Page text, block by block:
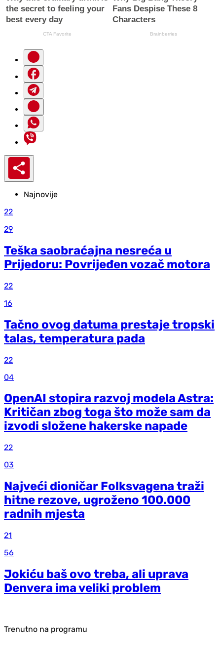
Najnovije
22
29
Teška saobraćajna nesreća u
Prijedoru: Povrijeđen vozač motora
22
16
Tačno ovog datuma prestaje tropski
talas, temperatura pada
22
04
OpenAI stopira razvoj modela Astra:
Kritičan zbog toga što može sam da
izvodi složene hakerske napade
22
03
Najveći dioničar Folksvagena traži
hitne rezove, ugroženo 100.000
radnih mjesta
21
56
Jokiću baš ovo treba, ali uprava
Denvera ima veliki problem
Trenutno na programu